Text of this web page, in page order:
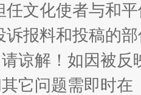
、白藏房 除
任文化使者与和
诉报料和投稿的
谅解！如因被
它问题需即时在